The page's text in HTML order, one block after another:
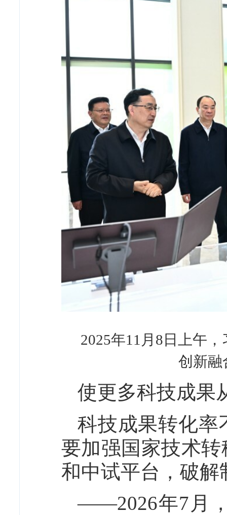
2025年11月8日上午
创新融
使更多科技成果
科技成果转化率
要加强国家技术
和中试平台，破
——2026年7月